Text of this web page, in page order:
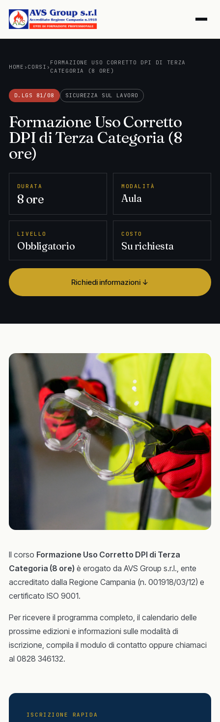
HOME › CORSI ›
FORMAZIONE USO CORRETTO DPI DI TERZA
CATEGORIA (8 ORE)
D.LGS 81/08 SICUREZZA SUL LAVORO
Formazione Uso Corretto
DPI di Terza Categoria (8
ore)
DURATA
8 ore
MODALITÀ
Aula
LIVELLO
Obbligatorio
COSTO
Su richiesta
Richiedi informazioni ↓
Il corso Formazione Uso Corretto DPI di Terza
Categoria (8 ore) è erogato da AVS Group s.r.l., ente
accreditato dalla Regione Campania (n. 001918/03/12) e
certificato ISO 9001.
Per ricevere il programma completo, il calendario delle
prossime edizioni e informazioni sulle modalità di
iscrizione, compila il modulo di contatto oppure chiamaci
al 0828 346132.
ISCRIZIONE RAPIDA